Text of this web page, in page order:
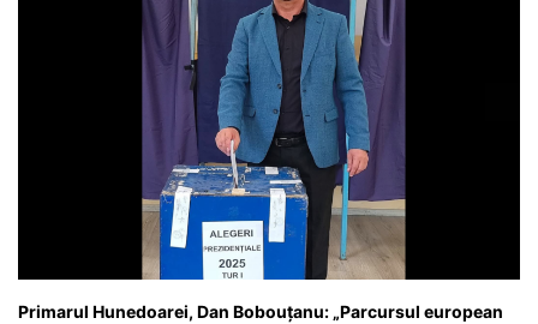
Primarul Hunedoarei, Dan Bobouțanu: „Parcursul european